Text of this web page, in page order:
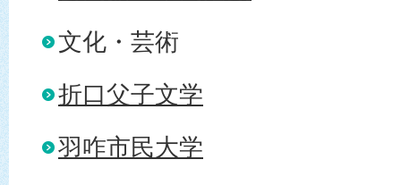
文化・芸術
折口父子文学
羽咋市民大学